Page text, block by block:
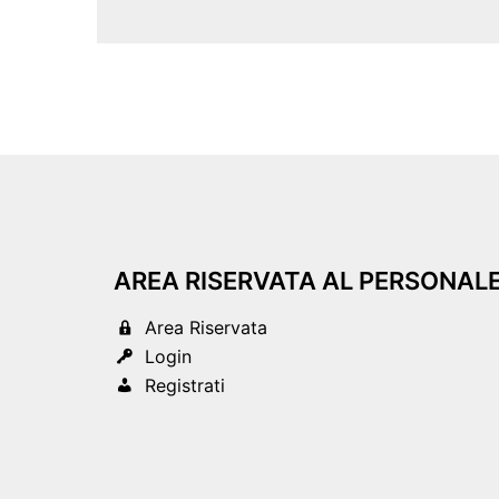
AREA RISERVATA AL
Area Riservata
Login
Registrati